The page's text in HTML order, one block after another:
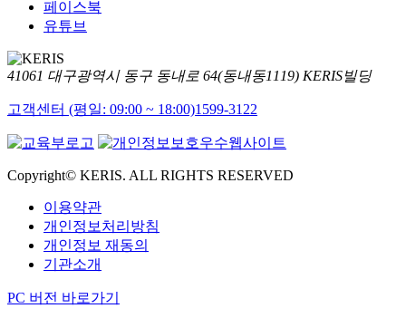
페이스북
유튜브
41061 대구광역시 동구 동내로 64(동내동1119) KERIS빌딩
고객센터 (평일: 09:00 ~ 18:00)1599-3122
Copyright© KERIS. ALL RIGHTS RESERVED
이용약관
개인정보처리방침
개인정보 재동의
기관소개
PC 버전 바로가기